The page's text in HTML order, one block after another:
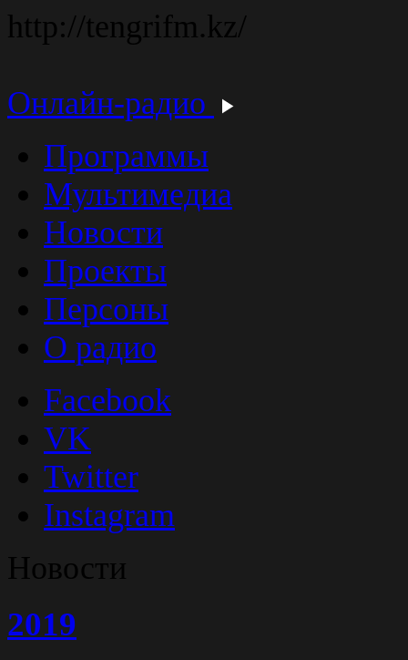
http://tengrifm.kz/
Онлайн-радио
Программы
Мультимедиа
Новости
Проекты
Персоны
О радио
Facebook
VK
Twitter
Instagram
Новости
2019